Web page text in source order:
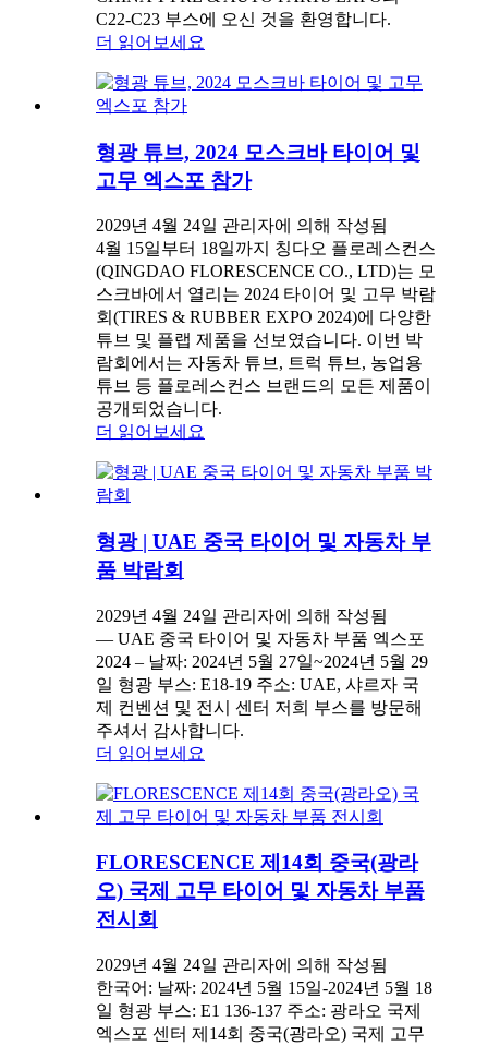
C22-C23 부스에 오신 것을 환영합니다.
더 읽어보세요
형광 튜브, 2024 모스크바 타이어 및
고무 엑스포 참가
2029년 4월 24일 관리자에 의해 작성됨
4월 15일부터 18일까지 칭다오 플로레스컨스
(QINGDAO FLORESCENCE CO., LTD)는 모
스크바에서 열리는 2024 타이어 및 고무 박람
회(TIRES & RUBBER EXPO 2024)에 다양한
튜브 및 플랩 제품을 선보였습니다. 이번 박
람회에서는 자동차 튜브, 트럭 튜브, 농업용
튜브 등 플로레스컨스 브랜드의 모든 제품이
공개되었습니다.
더 읽어보세요
형광 | UAE 중국 타이어 및 자동차 부
품 박람회
2029년 4월 24일 관리자에 의해 작성됨
— UAE 중국 타이어 및 자동차 부품 엑스포
2024 – 날짜: 2024년 5월 27일~2024년 5월 29
일 형광 부스: E18-19 주소: UAE, 샤르자 국
제 컨벤션 및 전시 센터 저희 부스를 방문해
주셔서 감사합니다.
더 읽어보세요
FLORESCENCE 제14회 중국(광라
오) 국제 고무 타이어 및 자동차 부품
전시회
2029년 4월 24일 관리자에 의해 작성됨
한국어: 날짜: 2024년 5월 15일-2024년 5월 18
일 형광 부스: E1 136-137 주소: 광라오 국제
엑스포 센터 제14회 중국(광라오) 국제 고무